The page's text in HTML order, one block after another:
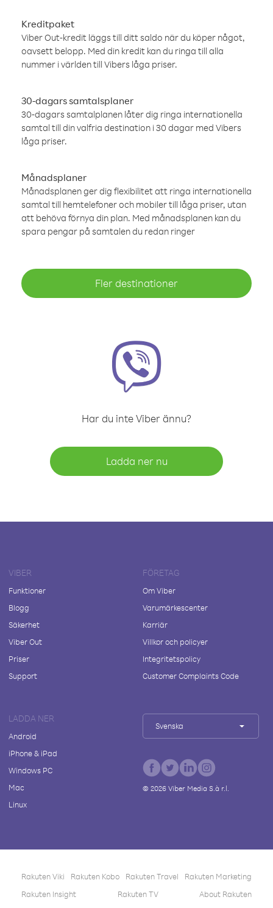
Kreditpaket
Viber Out-kredit läggs till ditt saldo när du köper något,
oavsett belopp. Med din kredit kan du ringa till alla
nummer i världen till Vibers låga priser.
30-dagars samtalsplaner
30-dagars samtalplanen låter dig ringa internationella
samtal till din valfria destination i 30 dagar med Vibers
låga priser.
Månadsplaner
Månadsplanen ger dig flexibilitet att ringa internationella
samtal till hemtelefoner och mobiler till låga priser, utan
att behöva förnya din plan. Med månadsplanen kan du
spara pengar på samtalen du redan ringer
Fler destinationer
Har du inte Viber ännu?
Ladda ner nu
VIBER
Funktioner
Blogg
Säkerhet
Viber Out
Priser
Support
FÖRETAG
Om Viber
Varumärkescenter
Karriär
Villkor och policyer
Integritetspolicy
Customer Complaints Code
LADDA NER
Android
iPhone & iPad
Windows PC
Mac
Linux
Svenska
© 2026Viber Media S.à r.l.
Rakuten Viki Rakuten Kobo Rakuten Travel
Rakuten Marketing
Rakuten Insight
Rakuten TV About Rakuten